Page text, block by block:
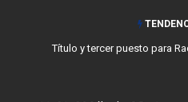
Título y tercer puesto para